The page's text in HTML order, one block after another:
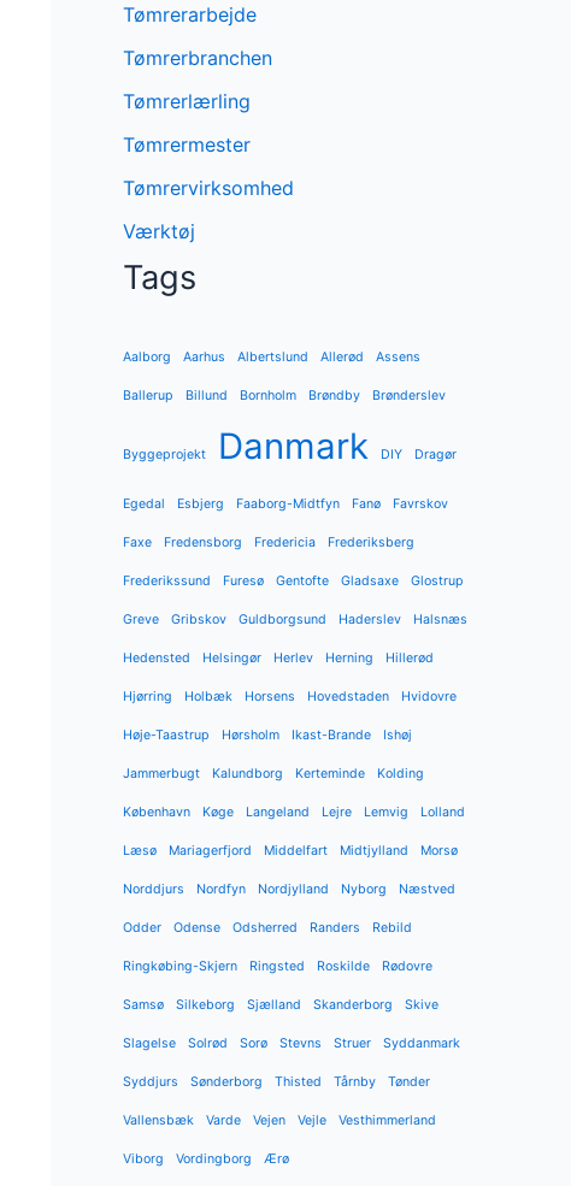
Tømrerarbejde
Tømrerbranchen
Tømrerlærling
Tømrermester
Tømrervirksomhed
Værktøj
Tags
Aalborg Aarhus Albertslund Allerød Assens
Ballerup Billund Bornholm Brøndby Brønderslev
Byggeprojekt Danmark DIY Dragør
Egedal Esbjerg Faaborg-Midtfyn Fanø Favrskov
Faxe Fredensborg Fredericia Frederiksberg
Frederikssund Furesø Gentofte Gladsaxe Glostrup
Greve Gribskov Guldborgsund Haderslev Halsnæs
Hedensted Helsingør Herlev Herning Hillerød
Hjørring Holbæk Horsens Hovedstaden Hvidovre
Høje-Taastrup Hørsholm Ikast-Brande Ishøj
Jammerbugt Kalundborg Kerteminde Kolding
København Køge Langeland Lejre Lemvig Lolland
Læsø Mariagerfjord Middelfart Midtjylland Morsø
Norddjurs Nordfyn Nordjylland Nyborg Næstved
Odder Odense Odsherred Randers Rebild
Ringkøbing-Skjern Ringsted Roskilde Rødovre
Samsø Silkeborg Sjælland Skanderborg Skive
Slagelse Solrød Sorø Stevns Struer Syddanmark
Syddjurs Sønderborg Thisted Tårnby Tønder
Vallensbæk Varde Vejen Vejle Vesthimmerland
Viborg Vordingborg Ærø